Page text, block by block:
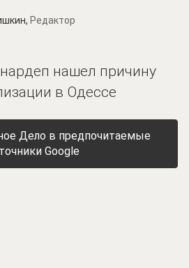
Редактор
нашел причину
в Одессе
Дело в предпочитаемые
Google